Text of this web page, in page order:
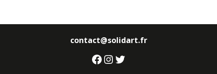
contact@solidart.fr
Facebook
Instagram
Twitter